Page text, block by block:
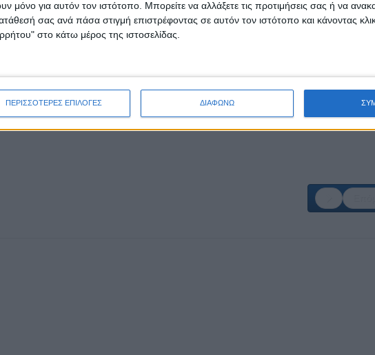
μόνο για αυτόν τον ιστότοπο. Μπορείτε να αλλάξετε τις προτιμήσεις σας ή να
σας ανά πάσα στιγμή επιστρέφοντας σε αυτόν τον ιστότοπο και κάνοντας
στο κάτω μέρος της ιστοσελίδας.
ΠΕΡΙΣΣΟΤΕΡΕΣ ΕΠΙΛΟΓΕΣ ΔΙΑΦΩΝΩ